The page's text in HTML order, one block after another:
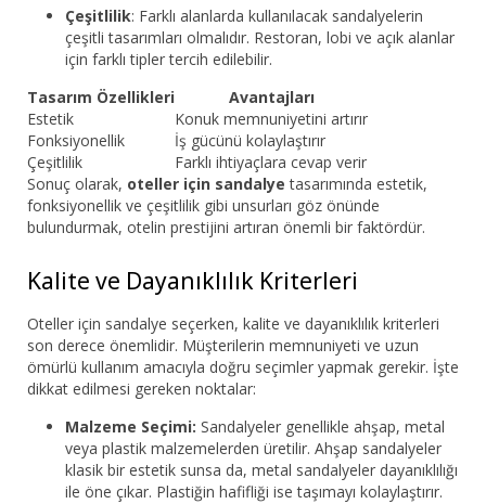
Çeşitlilik: Farklı alanlarda kullanılacak sandalyelerin
çeşitli tasarımları olmalıdır. Restoran, lobi ve açık alanlar
için farklı tipler tercih edilebilir.
Tasarım Özellikleri
Avantajları
Estetik
Konuk memnuniyetini artırır
Fonksiyonellik
İş gücünü kolaylaştırır
Çeşitlilik
Farklı ihtiyaçlara cevap verir
Sonuç olarak, oteller için sandalye tasarımında estetik,
fonksiyonellik ve çeşitlilik gibi unsurları göz önünde
bulundurmak, otelin prestijini artıran önemli bir faktördür.
Kalite ve Dayanıklılık Kriterleri
Oteller için sandalye seçerken, kalite ve dayanıklılık kriterleri
son derece önemlidir. Müşterilerin memnuniyeti ve uzun
ömürlü kullanım amacıyla doğru seçimler yapmak gerekir. İşte
dikkat edilmesi gereken noktalar:
Malzeme Seçimi: Sandalyeler genellikle ahşap, metal
veya plastik malzemelerden üretilir. Ahşap sandalyeler
klasik bir estetik sunsa da, metal sandalyeler dayanıklılığı
ile öne çıkar. Plastiğin hafifliği ise taşımayı kolaylaştırır.